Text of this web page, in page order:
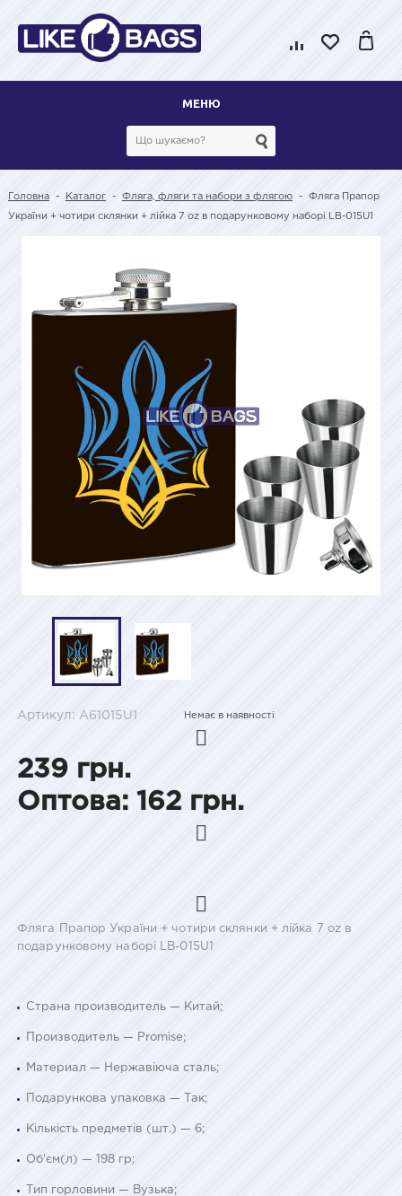
МЕНЮ
Головна - Каталог - Фляга, фляги та набори з флягою - Фляга Прапор
України + чотири склянки + лійка 7 oz в подарунковому наборі LB-015U1
Артикул: A61015U1 Немає в наявності
239 грн.
Оптова: 162 грн.
Фляга Прапор України + чотири склянки + лійка 7 oz в
подарунковому наборі LB-015U1
Страна производитель — Китай;
Производитель — Promise;
Материал — Нержавіюча сталь;
Подарункова упаковка — Так;
Кількість предметів (шт.) — 6;
Об'єм(л) — 198 гр;
Тип горловини — Вузька;